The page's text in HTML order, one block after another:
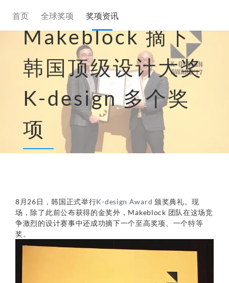
首页 全球奖项 奖项资讯
Makeblock 摘下
韩国顶级设计大奖
K-design 多个奖
项
8月26日，韩国正式举行K-design Award 颁奖典礼。现
场，除了此前公布获得的金奖外，Makeblock 团队在这场竞
争激烈的设计赛事中还成功摘下一个至高奖项、一个特等
奖。